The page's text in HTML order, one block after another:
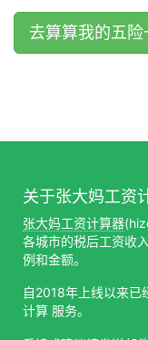
去算算我的五
关于张大妈工资
张大妈工资计算器
各城市的税后工资收
例和金额。
自2018年上线以来已
计算 服务。